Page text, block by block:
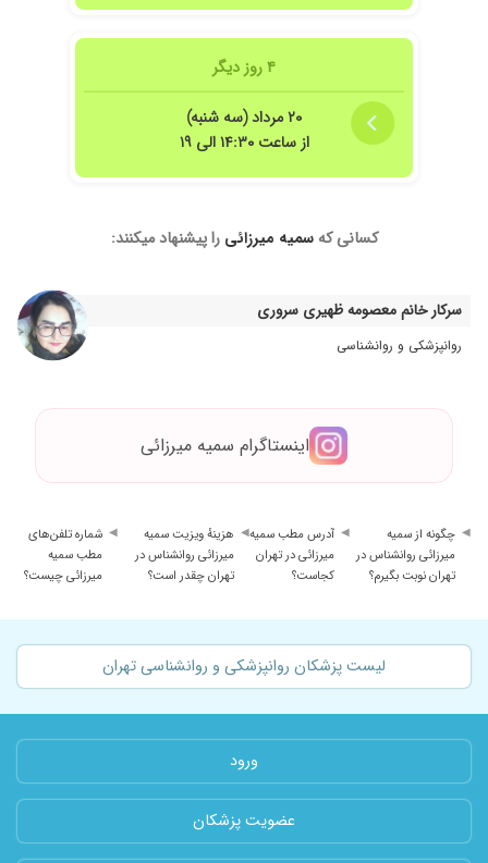
۴ روز دیگر
۲۰ مرداد (سه شنبه)
از ساعت ۱۴:۳۰ الی ۱۹
کسانی کهسمیه میرزائی را پیشنهاد میکنند:
سرکار خانم معصومه ظهیری سروری
روانپزشکی و روانشناسی
اینستاگرام سمیه میرزائی
چگونه از سمیه
میرزائی روانشناس در
تهران نوبت بگیرم؟
آدرس مطب سمیه
میرزائی در تهران
کجاست؟
هزینهٔ ویزیت سمیه
میرزائی روانشناس در
تهران چقدر است؟
شماره تلفن‌های
مطب سمیه
میرزائی چیست؟
لیست پزشکان روانپزشکی و روانشناسی تهران
ورود
عضویت پزشکان